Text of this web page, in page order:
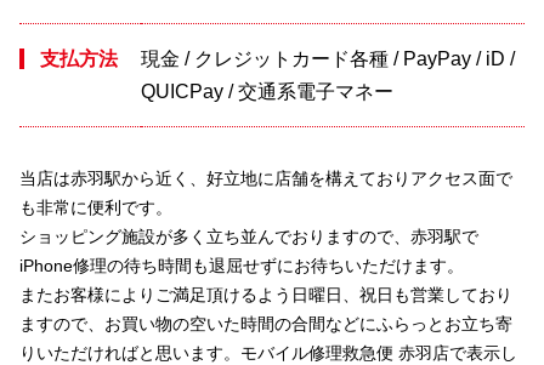
支払方法
現金 / クレジットカード各種 / PayPay / iD /
QUICPay / 交通系電子マネー
当店は赤羽駅から近く
好立地に店舗を構えておりアクセス面で
も非常に便利です。
ショッピング施設が多く立ち並んでおりますので、赤羽駅で
iPhone修理の待ち時間も退屈せずにお待ちいただけます。
またお客様によりご満足頂けるよう日曜日、祝日も営業しており
ますので、お買い物の空いた時間の合間などにふらっとお立ち寄
りいただければと思います。モバイル修理救急便 赤羽店で表示し